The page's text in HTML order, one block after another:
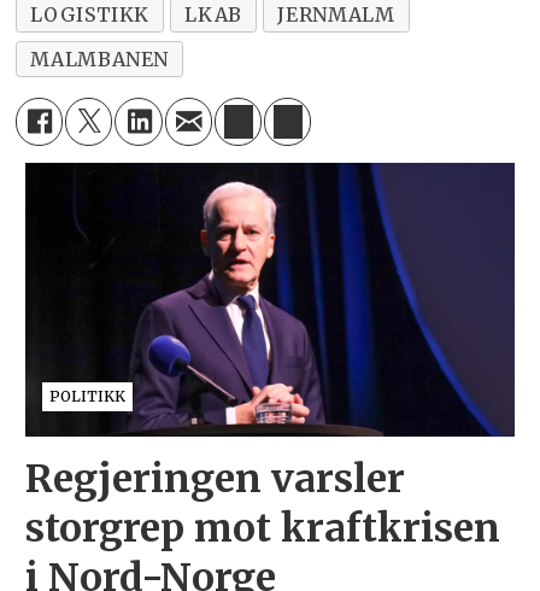
LOGISTIKK
LKAB
JERNMALM
MALMBANEN
POLITIKK
Regjeringen varsler
storgrep mot kraftkrisen
i Nord-Norge